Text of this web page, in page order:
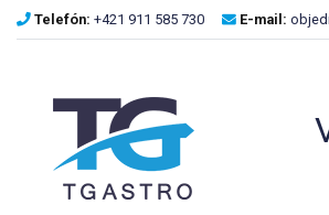
Telefón: +421 911 585 730 E-mail: